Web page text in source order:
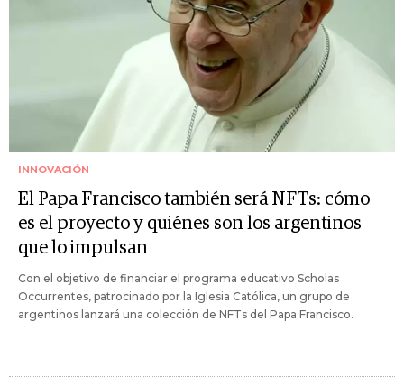
INNOVACIÓN
El Papa Francisco también será NFTs: cómo
es el proyecto y quiénes son los argentinos
que lo impulsan
Con el objetivo de financiar el programa educativo Scholas
Occurrentes, patrocinado por la Iglesia Católica, un grupo de
argentinos lanzará una colección de NFTs del Papa Francisco.